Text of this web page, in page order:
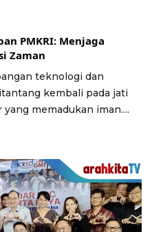
PMKRI: Menjaga
Zaman
teknologi dan
kembali pada jati
memadukan iman....